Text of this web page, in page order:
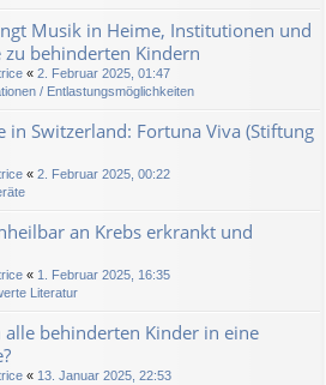
Musik in Heime, Institutionen und
zu behinderten Kindern
« 2. Februar 2025, 01:47
/ Entlastungsmöglichkeiten
in Switzerland: Fortuna Viva (Stiftung
« 2. Februar 2025, 00:22
an Krebs erkrankt und
« 1. Februar 2025, 16:35
Literatur
alle behinderten Kinder in eine
« 13. Januar 2025, 22:53